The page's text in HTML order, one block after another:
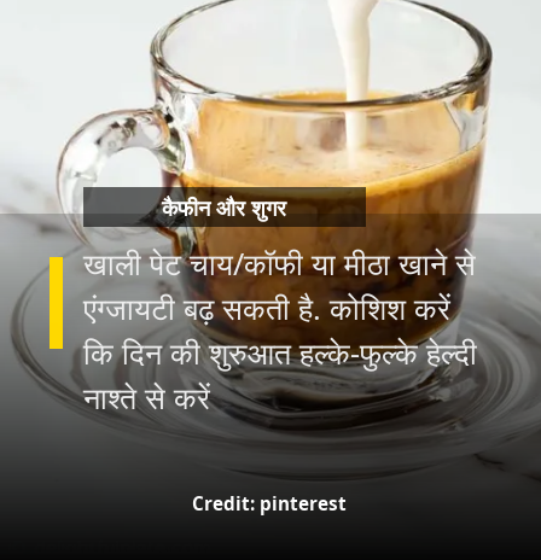
खाली पेट चाय/कॉफी या मीठा खाने से
एंग्जायटी बढ़ सकती है. कोशिश करें
कि दिन की शुरुआत हल्के-फुल्के हेल्दी
नाश्ते से करें
Credit: pinterest
कैफीन और शुगर